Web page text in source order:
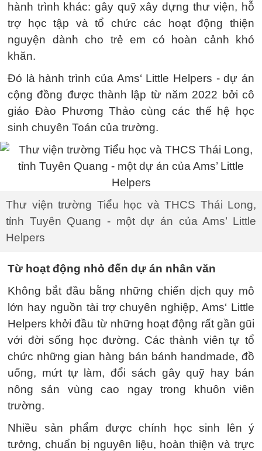
hành trình khác: gây quỹ xây dựng thư viện, hỗ
trợ học tập và tổ chức các hoạt động thiện
nguyện dành cho trẻ em có hoàn cảnh khó
khăn.
Đó là hành trình của Ams‘ Little Helpers - dự án
cộng đồng được thành lập từ năm 2022 bởi cô
giáo Đào Phương Thảo cùng các thế hệ học
sinh chuyên Toán của trường.
Thư viện trường Tiểu học và THCS Thái Long,
tỉnh Tuyên Quang - một dự án của Ams’ Little
Helpers
Từ hoạt động nhỏ đến dự án nhân văn
Không bắt đầu bằng những chiến dịch quy mô
lớn hay nguồn tài trợ chuyên nghiệp, Ams‘ Little
Helpers khởi đầu từ những hoạt động rất gần gũi
với đời sống học đường. Các thành viên tự tổ
chức những gian hàng bán bánh handmade, đồ
uống, mứt tự làm, đổi sách gây quỹ hay bán
nông sản vùng cao ngay trong khuôn viên
trường.
Nhiều sản phẩm được chính học sinh lên ý
tưởng, chuẩn bị nguyên liệu, hoàn thiện và trực